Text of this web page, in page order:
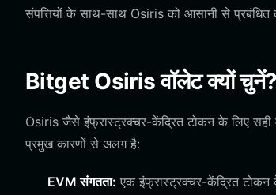
संपत्तियों के साथ-साथ Osiris को आसानी से प्रबंधित
Bitget Osiris वॉलेट क्यों चुनें?
Osiris जैसे इंफ्रास्ट्रक्चर-केंद्रित टोकन के लिए
प्रमुख कारणों से अलग है:
EVM संगतता: एक इंफ्रास्ट्रक्चर-केंद्रित